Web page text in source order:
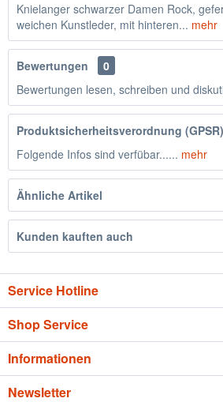
Knielanger schwarzer Damen Rock,
weichen Kunstleder, mit hinteren... mehr
Bewertungen
0
Bewertungen lesen, schreiben und
Produktsicherheitsverordnung (GPSR)
Folgende Infos sind verfübar...... mehr
Ähnliche Artikel
Kunden kauften auch
Service Hotline
Shop Service
Informationen
Newsletter